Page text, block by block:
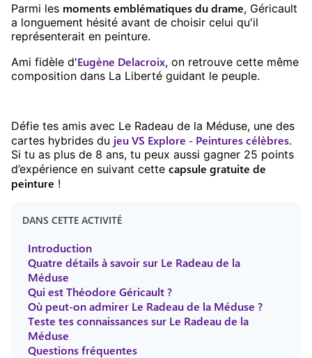
Parmi les moments emblématiques du drame, Géricault
a longuement hésité avant de choisir celui qu'il
représenterait en peinture.
Ami fidèle d'Eugène Delacroix, on retrouve cette même
composition dans La Liberté guidant le peuple.
Défie tes amis avec Le Radeau de la Méduse, une des
cartes hybrides du jeuVS Explore - Peintures célèbres.
Si tu as plus de 8 ans, tu peux aussi gagner 25 points
d’expérience en suivant cette capsule gratuite de
peinture !
DANS CETTE ACTIVITÉ
Introduction
Quatre détails à savoir sur Le Radeau de la
Méduse
Qui est Théodore Géricault ?
Où peut-on admirer Le Radeau de la Méduse ?
Teste tes connaissances sur Le Radeau de la
Méduse
Questions fréquentes